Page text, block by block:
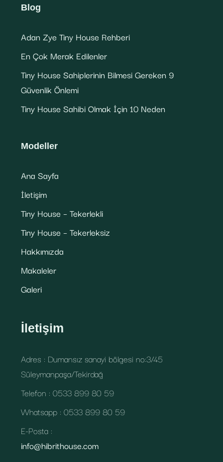
Blog
Adan Zye Tiny House Rehberi
En Çok Merak Edilenler
Tiny House Sahiplerinin Bilmesi Gereken 9
Güvenlik Önlemi
Tiny House Sahibi Olmak İçin 10 Neden
Modeller
Ana Sayfa
İletişim
Tiny House – Tekerlekli
Tiny House – Tekerleksiz
Hakkımızda
Makaleler
Galeri
İletişim
Adres : Dumansız sanayi bölgesi no:3/45
Süleymanpaşa/Tekirdağ
Telefon : 0533 899 80 59
Whatsapp : 0533 899 80 59
E-Posta :
info@hibrithouse.com